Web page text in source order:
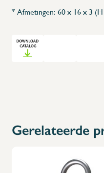
* Afmetingen: 60 x 16 x 3
Gerelateerde